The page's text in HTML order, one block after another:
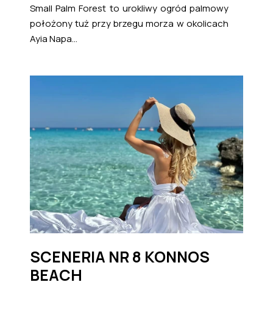
Small Palm Forest to urokliwy ogród palmowy
położony tuż przy brzegu morza w okolicach
Ayia Napa...
SCENERIA NR 8 KONNOS
BEACH